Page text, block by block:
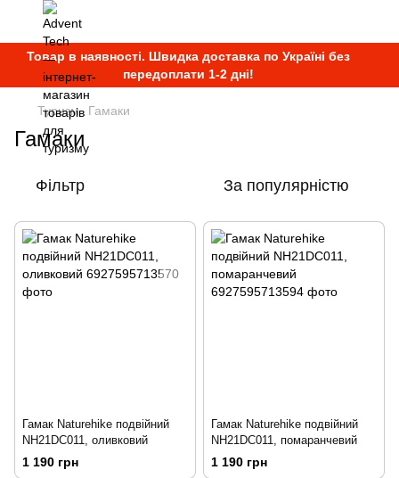
Товар в наявності. Швидка доставка по Україні без
передоплати 1-2 дні!
Туризм Гамаки
Гамаки
Фільтр За популярністю
Гамак Naturehike подвійний
NH21DC011, оливковий
1 190 грн
Гамак Naturehike подвійний
NH21DC011, помаранчевий
1 190 грн